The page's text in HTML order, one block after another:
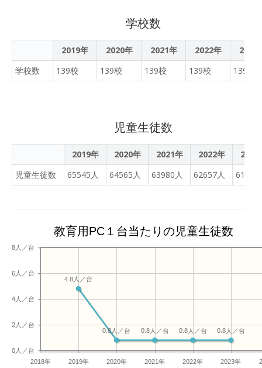
業方法を学び合いました。
学校数
2019年 2020年 2021年 2022年
2023
学校数
139校 139校 139校 139校 139校
児童生徒数
2019年 2020年 2021年 2022年
2023
児童生徒数
65545人 64565人 63980人 62657人 61659
教育用PC１台当たりの児童生徒数
2018年 2019年 2020年 2021年 2022年 2023年
0人／台
2人／台
4人／台
6人／台
8人／台
0.8人／台
0.8人／台
0.8人／台
0.8人／台
4.8人／台